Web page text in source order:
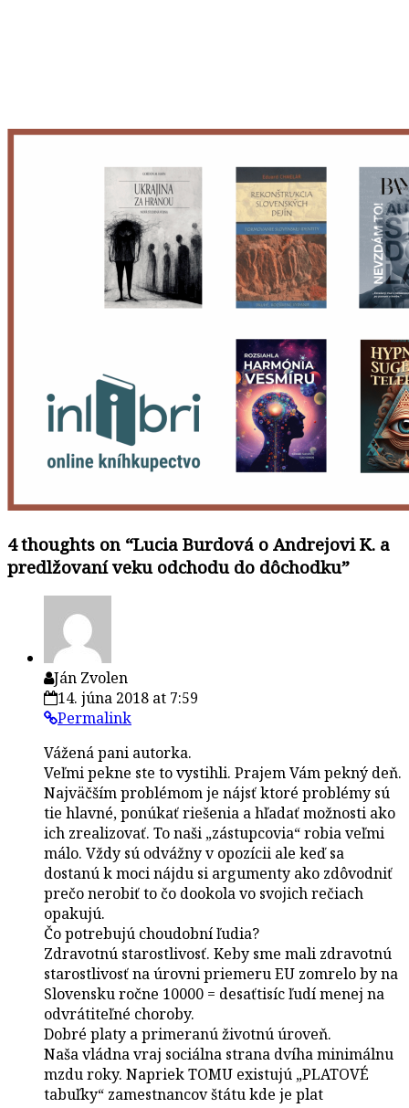
4 thoughts on “Lucia Burdová o Andrejovi K. a
predlžovaní veku odchodu do dôchodku”
Ján Zvolen
14. júna 2018 at 7:59
Permalink
Vážená pani autorka.
Veľmi pekne ste to vystihli. Prajem Vám pekný deň.
Najväčším problémom je nájsť ktoré problémy sú
tie hlavné, ponúkať riešenia a hľadať možnosti ako
ich zrealizovať. To naši „zástupcovia“ robia veľmi
málo. Vždy sú odvážny v opozícii ale keď sa
dostanú k moci nájdu si argumenty ako zdôvodniť
prečo nerobiť to čo dookola vo svojich rečiach
opakujú.
Čo potrebujú choudobní ľudia?
Zdravotnú starostlivosť. Keby sme mali zdravotnú
starostlivosť na úrovni priemeru EU zomrelo by na
Slovensku ročne 10000 = desaťtisíc ľudí menej na
odvrátiteľné choroby.
Dobré platy a primeranú životnú úroveň.
Naša vládna vraj sociálna strana dvíha minimálnu
mzdu roky. Napriek TOMU existujú „PLATOVÉ
tabuľky“ zamestnancov štátu kde je plat